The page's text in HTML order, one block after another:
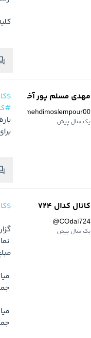
مهدی مسلم پور آخته خانه
mehdimoslempour00
یک سال پیش
برای
کانال کدال 724
@COdal724
یک سال پیش